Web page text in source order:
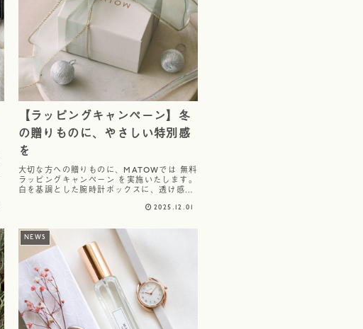
【ラッピングキャンペーン】冬
の贈りものに、やさしい特別感
を
大切な方への贈りものに、MATOWでは 無料
ラッピングキャンペーン を実施いたします。
白を基調とした腕時計ボックスに、透け感の
ンを丁寧におかけしてお届けします。上品で
2025.12.01
NEWS